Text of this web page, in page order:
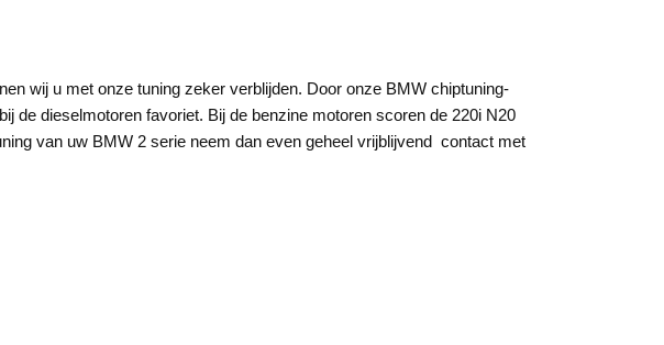
wij u met onze tuning zeker verblijden. Door onze BMW chiptuning-
bij de dieselmotoren favoriet. Bij de benzine motoren scoren de 220i N20
van uw BMW 2 serie neem dan even geheel vrijblijvend contact met